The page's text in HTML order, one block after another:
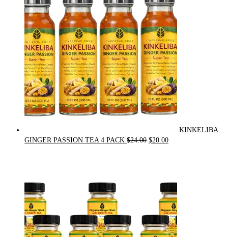
$90.00.$75.00.
KINKELIBA
GINGER PASSION TEA 4 PACK $24.00 Original
$20.00Current